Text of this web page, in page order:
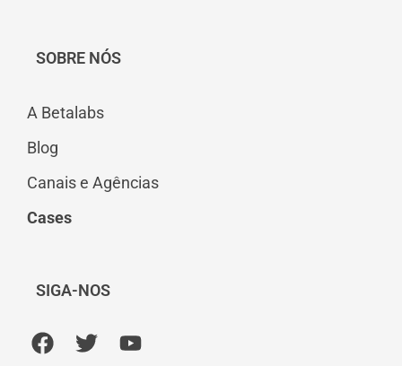
SOBRE NÓS
A Betalabs
Blog
Canais e Agências
Cases
SIGA-NOS